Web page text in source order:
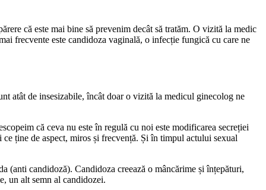
că este mai bine să prevenim decât să tratăm. O vizită la medic
frecvente este candidoza vaginală, o infecție fungică cu care ne
atât de insesizabile, încât doar o vizită la medicul ginecolog ne
că ceva nu este în regulă cu noi este modificarea secreției
ține de aspect, miros și frecvență. Și în timpul actului sexual
(anti candidoză). Candidoza creează o mâncărime și înțepături,
un alt semn al candidozei.